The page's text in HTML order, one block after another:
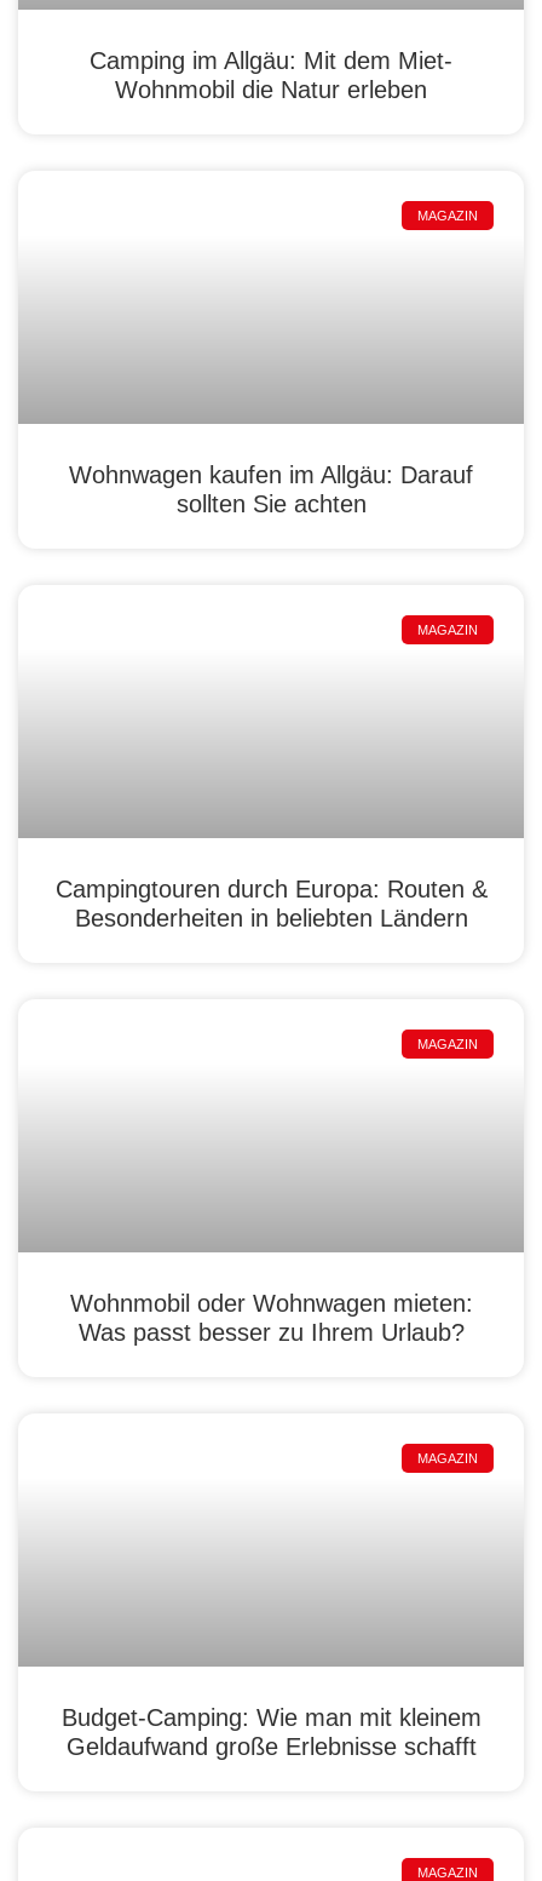
Camping im Allgäu: Mit dem Miet-
Wohnmobil die Natur erleben
MAGAZIN
Wohnwagen kaufen im Allgäu: Darauf
sollten Sie achten
MAGAZIN
Campingtouren durch Europa: Routen &
Besonderheiten in beliebten Ländern
MAGAZIN
Wohnmobil oder Wohnwagen mieten:
Was passt besser zu Ihrem Urlaub?
MAGAZIN
Budget-Camping: Wie man mit kleinem
Geldaufwand große Erlebnisse schafft
MAGAZIN